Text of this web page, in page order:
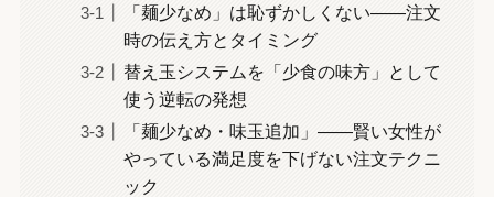
「麺少なめ」は恥ずかしくない——注文
時の伝え方とタイミング
替え玉システムを「少食の味方」として
使う逆転の発想
「麺少なめ・味玉追加」——賢い女性が
やっている満足度を下げない注文テクニ
ック